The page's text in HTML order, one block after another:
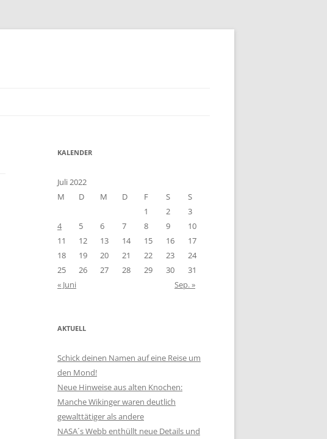
KALENDER
Juli 2022
M
D M D F S
S
1
2
3
4
5 6 7 8 9
10
11
12 13 14 15 16
17
18
19 20 21 22 23
24
25
26 27 28 29 30
31
« Juni
Sep. »
AKTUELL
Schick deinen Namen auf eine Reise um
den Mond!
Neue Hinweise aus alten Knochen:
Manche Wikinger waren deutlich
gewalttätiger als andere
NASA´s Webb enthüllt neue Details und